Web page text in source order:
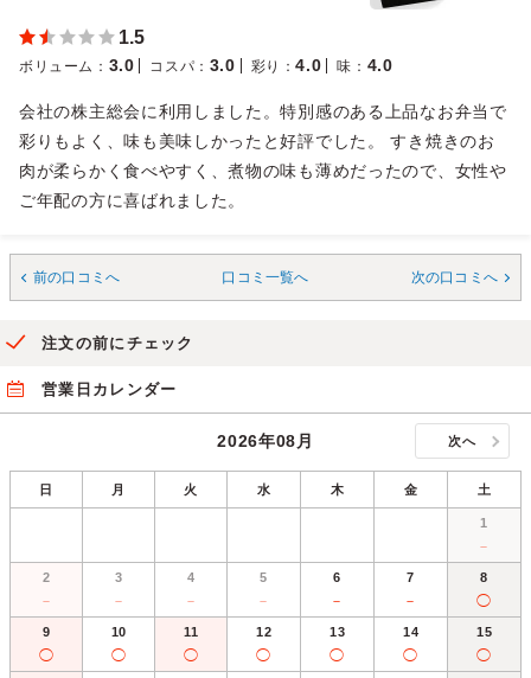
1.5
ボリューム ： 3.0 コスパ ： 3.0 彩り ：4.0 味 ： 4.0
会社の株主総会に利用しました。特別感のある上品なお弁当で
彩りもよく、味も美味しかったと好評でした。 すき焼きのお
肉が柔らかく食べやすく、煮物の味も薄めだったので、女性や
ご年配の方に喜ばれました。
前の口コミへ 口コミ一覧へ 次の口コミへ
注文の前にチェック
営業日カレンダー
2026年08月 次へ
日 月 火 水 木 金 土
1
－
2
－
3
－
4
－
5
－
6
－
7
－
8
◯
9
◯
10
◯
11
◯
12
◯
13
◯
14
◯
15
◯